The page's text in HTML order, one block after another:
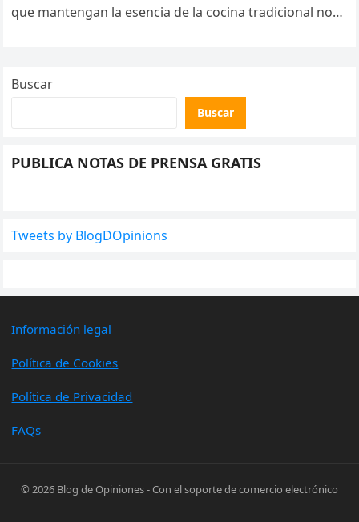
que mantengan la esencia de la cocina tradicional no
Buscar
Buscar
PUBLICA NOTAS DE PRENSA GRATIS
Tweets by BlogDOpinions
Información legal
Política de Cookies
Política de Privacidad
FAQs
© 2026 Blog de Opiniones- Con el soporte decomercio electrónico